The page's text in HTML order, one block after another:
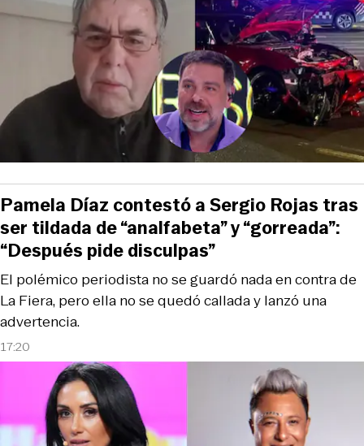
17:20
El polémico periodista no se guardó nada en contra de
La Fiera, pero ella no se quedó callada y lanzó una
advertencia.
Pamela Díaz contestó a Sergio Rojas tras
ser tildada de “analfabeta” y “gorreada”:
“Después pide disculpas”